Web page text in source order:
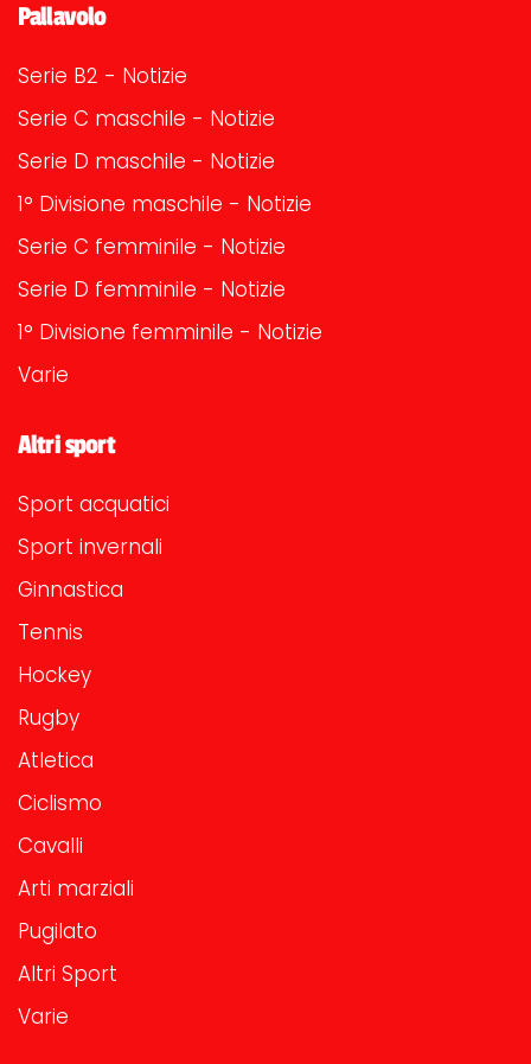
Pallavolo
Serie B2 - Notizie
Serie C maschile - Notizie
Serie D maschile - Notizie
1° Divisione maschile - Notizie
Serie C femminile - Notizie
Serie D femminile - Notizie
1° Divisione femminile - Notizie
Varie
Altri sport
Sport acquatici
Sport invernali
Ginnastica
Tennis
Hockey
Rugby
Atletica
Ciclismo
Cavalli
Arti marziali
Pugilato
Altri Sport
Varie